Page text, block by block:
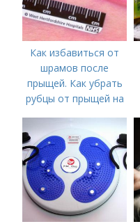
Как избавиться от
шрамов после
прыщей. Как убрать
рубцы от прыщей на